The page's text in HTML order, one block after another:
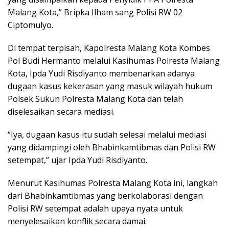
Malang Kota,” Bripka Ilham sang Polisi RW 02
Ciptomulyo.
Di tempat terpisah, Kapolresta Malang Kota Kombes
Pol Budi Hermanto melalui Kasihumas Polresta Malang
Kota, Ipda Yudi Risdiyanto membenarkan adanya
dugaan kasus kekerasan yang masuk wilayah hukum
Polsek Sukun Polresta Malang Kota dan telah
diselesaikan secara mediasi.
“Iya, dugaan kasus itu sudah selesai melalui mediasi
yang didampingi oleh Bhabinkamtibmas dan Polisi RW
setempat,” ujar Ipda Yudi Risdiyanto.
Menurut Kasihumas Polresta Malang Kota ini, langkah
dari Bhabinkamtibmas yang berkolaborasi dengan
Polisi RW setempat adalah upaya nyata untuk
menyelesaikan konflik secara damai.